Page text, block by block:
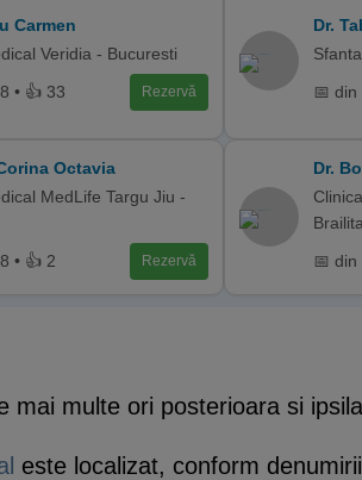
Carmen
Veridia - Bucuresti
• 👍 33 Rezervă
Dr.
📅 din
Octavia
MedLife Targu Jiu -
• 👍 2 Rezervă
Dr.
📅 din
mai multe ori posterioara si
este localizat, conform